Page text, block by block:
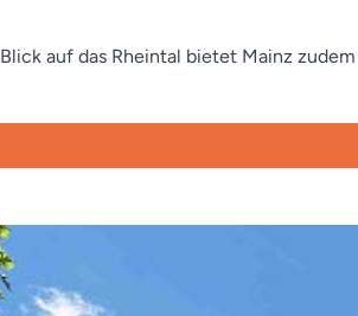
auf das Rheintal bietet Mainz